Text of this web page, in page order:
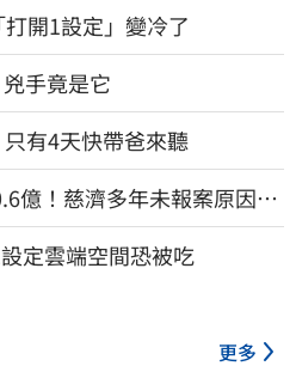
開1設定」變冷了
手竟是它
有4天快帶爸來聽
億！慈濟多年未報案原因
定雲端空間恐被吃
更多